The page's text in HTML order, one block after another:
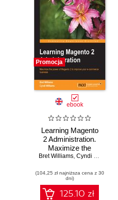
Promocja
ebook
Learning Magento
2 Administration.
Maximize the
power of Magento
e-commerce
business
Bret Williams, Cyndi Williams
(104,25 zł najniższa cena z 30
dni)
125.10 zł